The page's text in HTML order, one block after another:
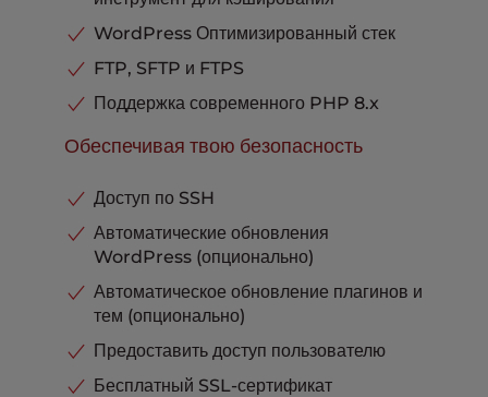
Хостинг Плюс
В комплекте
Интеграция с Cloudflare
поддержка
В комплекте
WordPress Оптимизированный стек
FTP, SFTP и FTPS
Поддержка современного PHP 8.x
Обеспечивая твою безопасность
Доступ по SSH
Автоматические обновления
WordPress (опционально)
Автоматическое обновление плагинов и
тем (опционально)
Предоставить доступ пользователю
Бесплатный SSL-сертификат